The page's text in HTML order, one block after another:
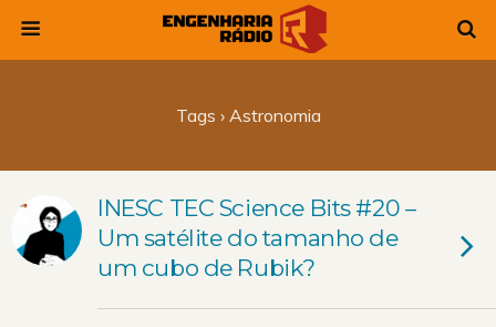
Tags › Astronomia
INESC TEC Science Bits #20 –
Um satélite do tamanho de
um cubo de Rubik?